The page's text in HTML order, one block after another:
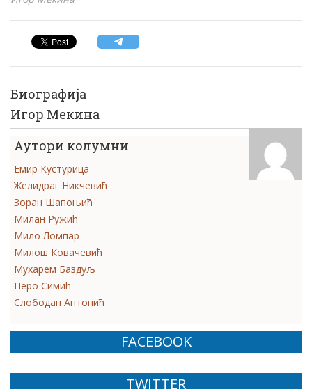
Биографија
Игор Мекина
Аутори колумни
Емир Кустурица
Желидраг Никчевић
Зоран Шапоњић
Милан Ружић
Мило Ломпар
Милош Ковачевић
Мухарем Баздуљ
Перо Симић
Слободан Антонић
FACEBOOK
TWITTER